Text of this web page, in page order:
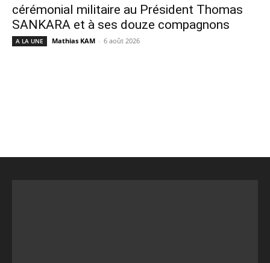
cérémonial militaire au Président Thomas
SANKARA et à ses douze compagnons
A LA UNE Mathias KAM - 6 août 2026